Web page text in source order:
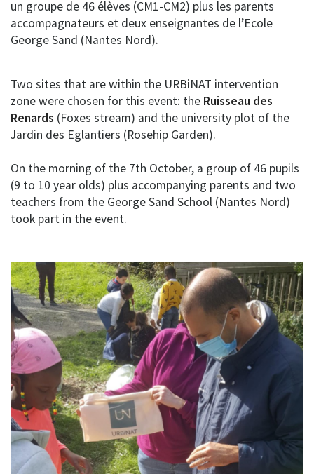
un groupe de 46 élèves (CM1-CM2) plus les parents
accompagnateurs et deux enseignantes de l’Ecole
George Sand (Nantes Nord).
Two sites that are within the URBiNAT intervention
zone were chosen for this event: the Ruisseau des
Renards (Foxes stream) and the university plot of the
Jardin des Eglantiers (Rosehip Garden).
On the morning of the 7th October, a group of 46 pupils
(9 to 10 year olds) plus accompanying parents and two
teachers from the George Sand School (Nantes Nord)
took part in the event.